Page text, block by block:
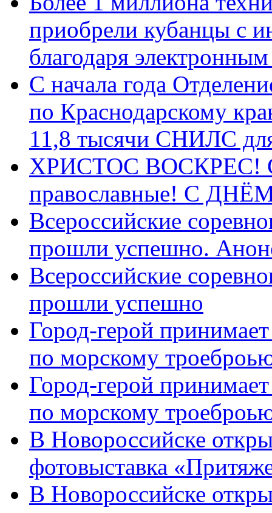
приобрели кубанцы с
благодаря
С начала года
по Краснодарскому
11,8 тысячи СНИЛС
ХРИСТОС ВОСКРЕС! С
православные! C
Всероссийские
прошли успешно.
Всероссийские
прошли успешно
Город-герой
по морскому
Город-герой
по морскому
В Новороссийске
фотовыставка
В Новороссийске